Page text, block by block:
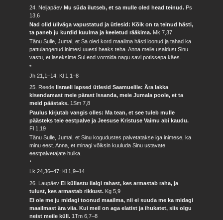
24. NeljapäevMu süda ilutseb, et sa mulle oled head teinud. Ps
13,6
Nad olid üliväga vapustatud ja ütlesid: Kõik on ta teinud hästi,
ta paneb ju kurdid kuulma ja keeletud rääkima. Mk 7,37
Tänu Sulle, Jumal, et Sa oled kord maailma hästi loonud ja tahad ka
pattulangenud inimesi uuesti heaks teha. Anna meile usaldust Sinu
vastu, et laseksime Sul end vormida nagu savi potissepa käes.
*
Jh 21,1–14; Kl 1,1–8
25. Reede Iisraeli lapsed ütlesid Saamuelile: Ära lakka
kisendamast meie pärast Issanda, meie Jumala poole, et ta
meid päästaks.1Sm 7,8
Paulus kirjutab vangis olles: Ma tean, et see tuleb mulle
päästeks teie eestpalve ja Jeesuse Kristuse Vaimu abi kaudu.
Fl 1,19
Tänu Sulle, Jumal, et Sinu kogudustes palvetatakse iga inimese, ka
minu eest. Anna, et minagi võiksin kuuluda Sinu ustavate
eestpalvetajate hulka.
*
Lk 24,36–47; Kl 1,9–14
26. LaupäevEi küllastu iialgi rahast, kes armastab raha, ja
tulust, kes armastab rikkust. Kg 5,9
Ei ole me ju midagi toonud maailma, nii ei suuda me ka midagi
maailmast ära viia. Kui meil on aga elatist ja ihukatet, siis olgu
neist meile küll. 1Tm 6,7–8